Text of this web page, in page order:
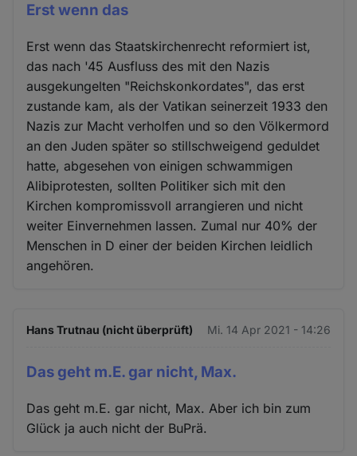
Erst wenn das
Erst wenn das Staatskirchenrecht reformiert ist,
das nach '45 Ausfluss des mit den Nazis
ausgekungelten "Reichskonkordates", das erst
zustande kam, als der Vatikan seinerzeit 1933 den
Nazis zur Macht verholfen und so den Völkermord
an den Juden später so stillschweigend geduldet
hatte, abgesehen von einigen schwammigen
Alibiprotesten, sollten Politiker sich mit den
Kirchen kompromissvoll arrangieren und nicht
weiter Einvernehmen lassen. Zumal nur 40% der
Menschen in D einer der beiden Kirchen leidlich
angehören.
Hans Trutnau (nicht überprüft) Mi. 14 Apr 2021 - 14:26
Das geht m.E. gar nicht, Max.
Das geht m.E. gar nicht, Max. Aber ich bin zum
Glück ja auch nicht der BuPrä.